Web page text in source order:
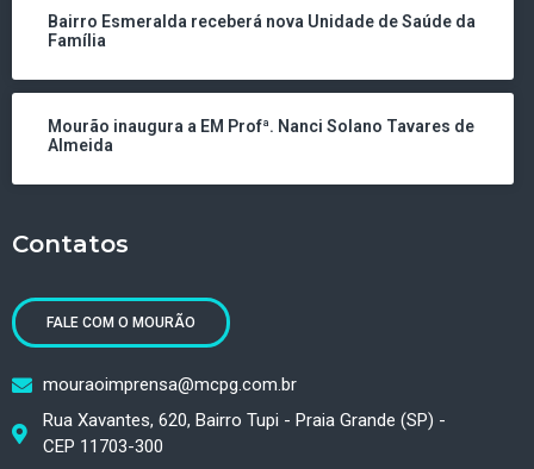
Bairro Esmeralda receberá nova Unidade de Saúde da
Família
Mourão inaugura a EM Profª. Nanci Solano Tavares de
Almeida
Contatos
FALE COM O MOURÃO
mouraoimprensa@mcpg.com.br
Rua Xavantes, 620, Bairro Tupi - Praia Grande (SP) -
CEP 11703-300